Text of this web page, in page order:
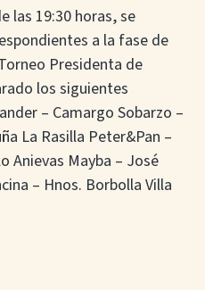
las 19:30 horas, se
a la fase de
Presidenta de
los siguientes
– Camargo Sobarzo –
La Rasilla Peter&Pan –
Anievas Mayba – José
– Hnos. Borbolla Villa